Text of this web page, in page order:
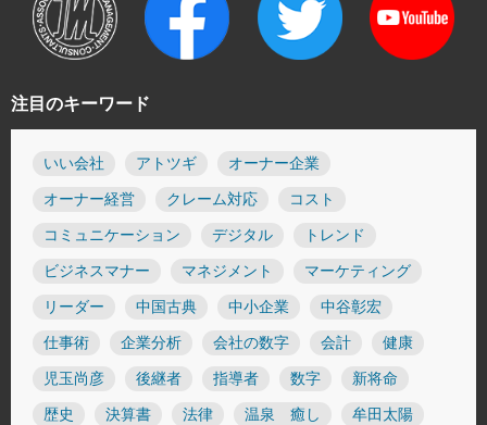
注目のキーワード
いい会社 アトツギ オーナー企業
オーナー経営 クレーム対応 コスト
コミュニケーション デジタル トレンド
ビジネスマナー マネジメント マーケティング
リーダー 中国古典 中小企業 中谷彰宏
仕事術 企業分析 会社の数字 会計 健康
児玉尚彦 後継者 指導者 数字 新将命
歴史 決算書 法律 温泉 癒し 牟田太陽